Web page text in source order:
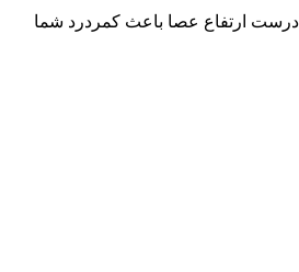
ارتفاع عصا باعث کمردرد شما